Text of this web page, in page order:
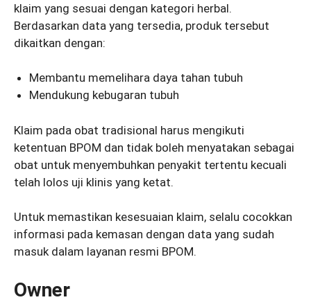
klaim yang sesuai dengan kategori herbal.
Berdasarkan data yang tersedia, produk tersebut
dikaitkan dengan:
Membantu memelihara daya tahan tubuh
Mendukung kebugaran tubuh
Klaim pada obat tradisional harus mengikuti
ketentuan BPOM dan tidak boleh menyatakan sebagai
obat untuk menyembuhkan penyakit tertentu kecuali
telah lolos uji klinis yang ketat.
Untuk memastikan kesesuaian klaim, selalu cocokkan
informasi pada kemasan dengan data yang sudah
masuk dalam layanan resmi BPOM.
Owner